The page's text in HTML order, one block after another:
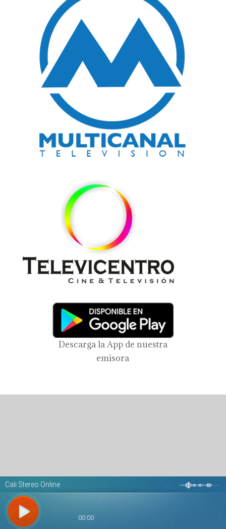
Descarga la App de nuestra
emisora